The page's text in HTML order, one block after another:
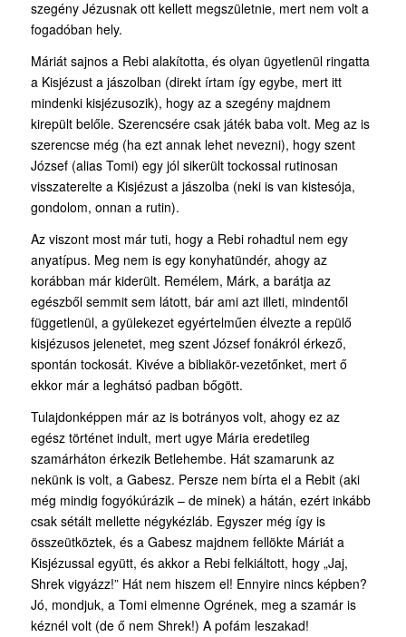
szegény Jézusnak ott kellett megszületnie, mert nem volt a
fogadóban hely.
Máriát sajnos a Rebi alakította, és olyan ügyetlenül ringatta
a Kisjézust a jászolban (direkt írtam így egybe, mert itt
mindenki kisjézusozik), hogy az a szegény majdnem
kirepült belőle. Szerencsére csak játék baba volt. Meg az is
szerencse még (ha ezt annak lehet nevezni), hogy szent
József (alias Tomi) egy jól sikerült tockossal rutinosan
visszaterelte a Kisjézust a jászolba (neki is van kistesója,
gondolom, onnan a rutin).
Az viszont most már tuti, hogy a Rebi rohadtul nem egy
anyatípus. Meg nem is egy konyhatündér, ahogy az
korábban már kiderült. Remélem, Márk, a barátja az
egészből semmit sem látott, bár ami azt illeti, mindentől
függetlenül, a gyülekezet egyértelműen élvezte a repülő
kisjézusos jelenetet, meg szent József fonákról érkező,
spontán tockosát. Kivéve a bibliakör-vezetőnket, mert ő
ekkor már a leghátsó padban bőgött.
Tulajdonképpen már az is botrányos volt, ahogy ez az
egész történet indult, mert ugye Mária eredetileg
szamárháton érkezik Betlehembe. Hát szamarunk az
nekünk is volt, a Gabesz. Persze nem bírta el a Rebit (aki
még mindig fogyókúrázik – de minek) a hátán, ezért inkább
csak sétált mellette négykézláb. Egyszer még így is
összeütköztek, és a Gabesz majdnem fellökte Máriát a
Kisjézussal együtt, és akkor a Rebi felkiáltott, hogy „Jaj,
Shrek vigyázz!” Hát nem hiszem el! Ennyire nincs képben?
Jó, mondjuk, a Tomi elmenne Ogrének, meg a szamár is
kéznél volt (de ő nem Shrek!) A pofám leszakad!